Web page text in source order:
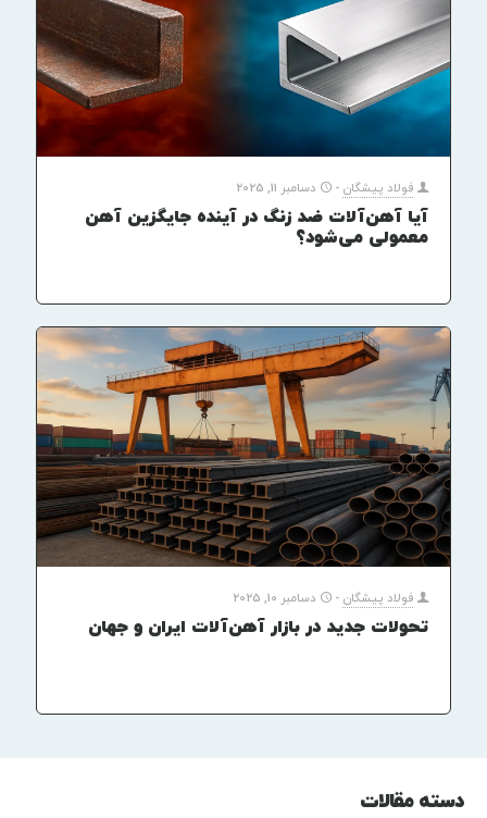
فولاد پیشگان - دسامبر 11, 2025
آیا آهن‌آلات ضد زنگ در آینده جایگزین آهن
معمولی می‌شود؟
فولاد پیشگان - دسامبر 10, 2025
تحولات جدید در بازار آهن‌آلات ایران و جهان
دسته مقالات